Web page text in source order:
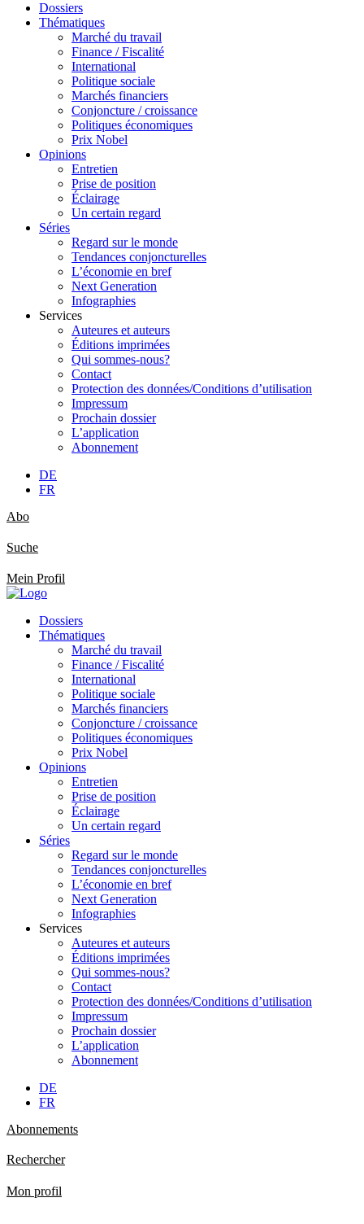
Dossiers
Thématiques
Marché du travail
Finance / Fiscalité
International
Politique sociale
Marchés financiers
Conjoncture / croissance
Politiques économiques
Prix Nobel
Opinions
Entretien
Prise de position
Éclairage
Un certain regard
Séries
Regard sur le monde
Tendances conjoncturelles
L’économie en bref
Next Generation
Infographies
Services
Auteures et auteurs
Éditions imprimées
Qui sommes-nous?
Contact
Protection des données/Conditions d’utilisation
Impressum
Prochain dossier
L’application
Abonnement
DE
FR
Abo
Suche
Mein Profil
Dossiers
Thématiques
Marché du travail
Finance / Fiscalité
International
Politique sociale
Marchés financiers
Conjoncture / croissance
Politiques économiques
Prix Nobel
Opinions
Entretien
Prise de position
Éclairage
Un certain regard
Séries
Regard sur le monde
Tendances conjoncturelles
L’économie en bref
Next Generation
Infographies
Services
Auteures et auteurs
Éditions imprimées
Qui sommes-nous?
Contact
Protection des données/Conditions d’utilisation
Impressum
Prochain dossier
L’application
Abonnement
DE
FR
Abonnements
Rechercher
Mon profil